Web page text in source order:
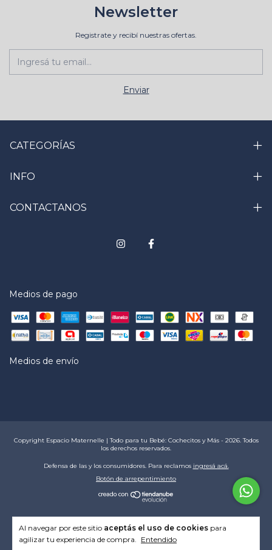
Al navegar por este sitio aceptás el uso de cookies para
agilizar tu experiencia de compra. Entendido
Newsletter
Registrate y recibí nuestras ofertas.
CATEGORÍAS
INFO
CONTACTANOS
Medios de pago
Medios de envío
Copyright Espacio Maternelle | Todo para tu Bebé: Cochecitos y Más - 2026. Todos
los derechos reservados.
Defensa de las y los consumidores. Para reclamos ingresá acá.
Botón de arrepentimiento